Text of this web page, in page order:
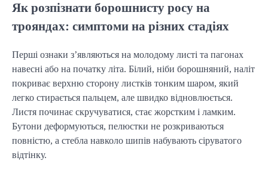
Як розпізнати борошнисту росу на
трояндах: симптоми на різних стадіях
Перші ознаки з’являються на молодому листі та пагонах
навесні або на початку літа. Білий, ніби борошняний, наліт
покриває верхню сторону листків тонким шаром, який
легко стирається пальцем, але швидко відновлюється.
Листя починає скручуватися, стає жорстким і ламким.
Бутони деформуються, пелюстки не розкриваються
повністю, а стебла навколо шипів набувають сіруватого
відтінку.